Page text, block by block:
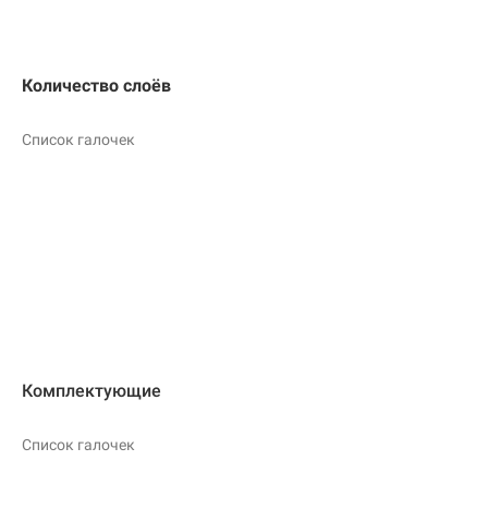
Количество слоёв
Список галочек
Комплектующие
Список галочек